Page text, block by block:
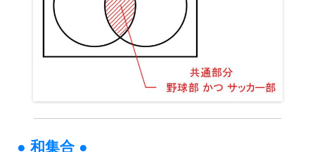
● 和集合 ●